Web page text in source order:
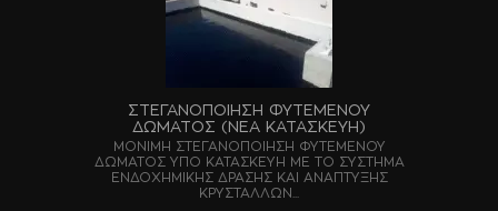
ΣΤΕΓΑΝΟΠΟΙΗΣΗ ΦΥΤΕΜΕΝΟΥ
ΔΩΜΑΤΟΣ (ΝΕΑ ΚΑΤΑΣΚΕΥΗ)
ΜΟΝΙΜΗ ΣΤΕΓΑΝΟΠΟΙΗΣΗ ΦΥΤΕΜΕΝΟΥ
ΔΩΜΑΤΟΣ ΥΠΟ ΚΑΤΑΣΚΕΥΗ ΜΕ ΤΟ ΣΥΣΤΗΜΑ
ΕΝΔΟΧΗΜΙΚΗΣ ΔΡΑΣΗΣ ΚΑΙ ΑΝΑΠΤΥΞΗΣ
ΚΡΥΣΤΑΛΛΩΝ...